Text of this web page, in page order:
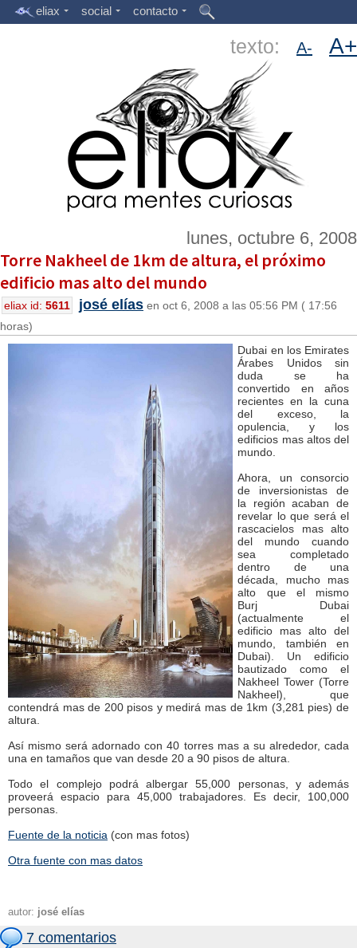
eliax social contacto
texto: A- A+
lunes, octubre 6, 2008
Torre Nakheel de 1km de altura, el próximo
edificio mas alto del mundo
eliax id: 5611 josé elías en oct 6, 2008 a las 05:56 PM ( 17:56
horas)
Dubai en los Emirates
Árabes Unidos sin
duda se ha
convertido en años
recientes en la cuna
del exceso, la
opulencia, y los
edificios mas altos del
mundo.
Ahora, un consorcio
de inversionistas de
la región acaban de
revelar lo que será el
rascacielos mas alto
del mundo cuando
sea completado
dentro de una
década, mucho mas
alto que el mismo
Burj Dubai
(actualmente el
edificio mas alto del
mundo, también en
Dubai). Un edificio
bautizado como el
Nakheel Tower (Torre
Nakheel), que
contendrá mas de 200 pisos y medirá mas de 1km (3,281 pies) de
altura.
Así mismo será adornado con 40 torres mas a su alrededor, cada
una en tamaños que van desde 20 a 90 pisos de altura.
Todo el complejo podrá albergar 55,000 personas, y además
proveerá espacio para 45,000 trabajadores. Es decir, 100,000
personas.
Fuente de la noticia (con mas fotos)
Otra fuente con mas datos
autor: josé elías
7 comentarios